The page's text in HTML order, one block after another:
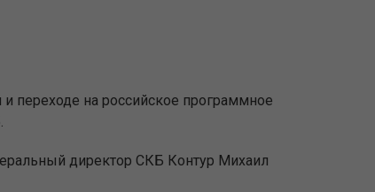
переходе на российское программное
директор СКБ Контур Михаил